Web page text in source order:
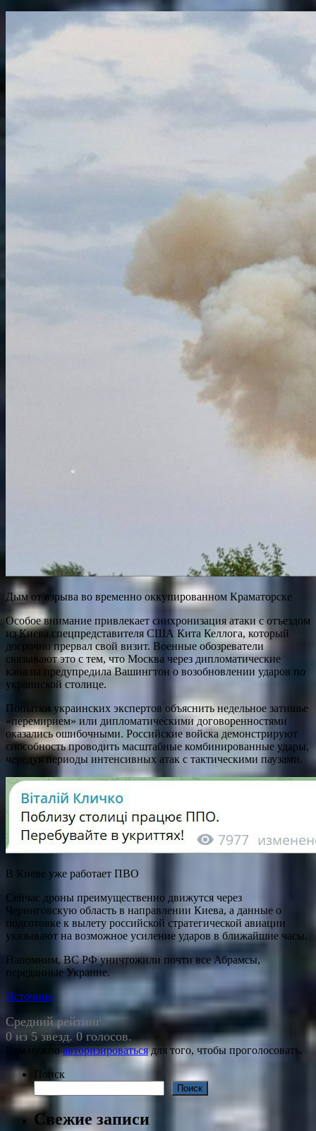
Дым от взрыва во временно оккупированном Краматорске
Особое внимание привлекает синхронизация атаки с отъездом
из Киева спецпредставителя США Кита Келлога, который
досрочно прервал свой визит. Военные обозреватели
связывают это с тем, что Москва через дипломатические
каналы предупредила Вашингтон о возобновлении ударов по
украинской столице.
Попытки украинских экспертов объяснить недельное затишье
«перемирием» или дипломатическими договоренностями
оказались ошибочными. Российские войска демонстрируют
способность проводить масштабные комбинированные удары,
чередуя периоды интенсивных атак с тактическими паузами.
В Киеве уже работает ПВО
Сейчас дроны преимущественно движутся через
Черниговскую область в направлении Киева, а данные о
подготовке к вылету российской стратегической авиации
указывают на возможное усиление ударов в ближайшие часы.
Напомним, ВС РФ уничтожили почти все Абрамсы,
переданные Украине.
Источник
Средний рейтинг
0 из 5 звезд. 0 голосов.
Вам нужноавторизироватьсядля того, чтобы проголосовать.
Поиск
Поиск
Свежие записи